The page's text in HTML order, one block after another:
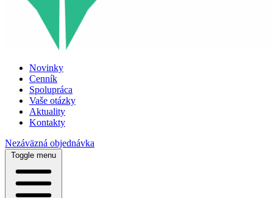
Novinky
Cenník
Spolupráca
Vaše otázky
Aktuality
Kontakty
Nezáväzná objednávka
Toggle menu